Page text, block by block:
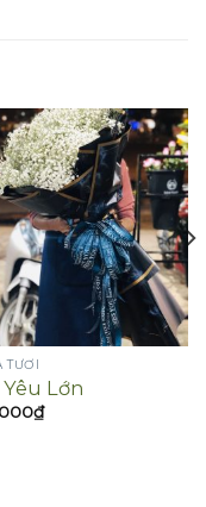
TƯƠI
Lớn
₫